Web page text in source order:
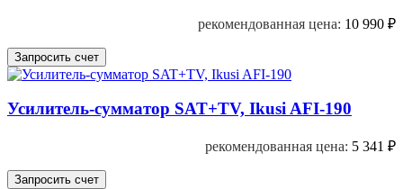
рекомендованная цена: 10 990 ₽
Усилитель-сумматор SAT+TV, Ikusi AFI-190
рекомендованная цена: 5 341 ₽